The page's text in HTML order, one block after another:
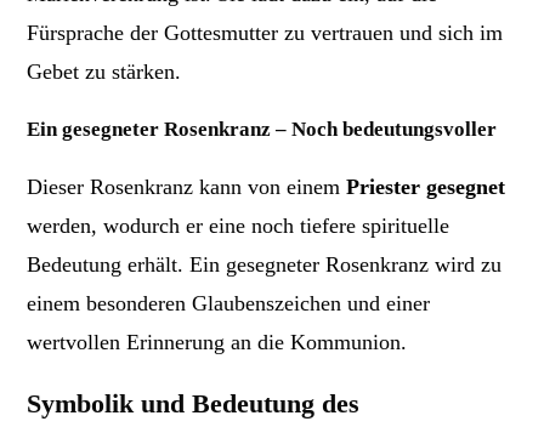
Fürsprache der Gottesmutter zu vertrauen und sich im
Gebet zu stärken.
Ein gesegneter Rosenkranz – Noch bedeutungsvoller
Dieser Rosenkranz kann von einemPriester gesegnet
werden, wodurch er eine noch tiefere spirituelle
Bedeutung erhält. Ein gesegneter Rosenkranz wird zu
einem besonderen Glaubenszeichen und einer
wertvollen Erinnerung an die Kommunion.
Symbolik und Bedeutung des